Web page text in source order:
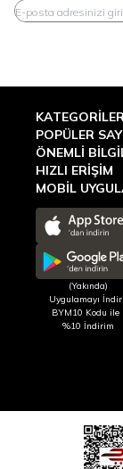
POPÜLER
ÖNEMLI
HIZLI ERIŞIM
MOBİL
(Yakında)
Uygulamayı İndir
BYM10 Kodu ile
%10 İndirim